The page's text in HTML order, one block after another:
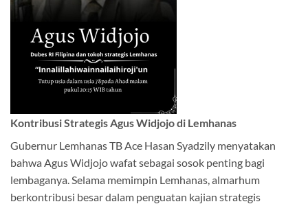
Kontribusi Strategis Agus Widjojo di Lemhanas
Gubernur Lemhanas TB Ace Hasan Syadzily menyatakan
bahwa Agus Widjojo wafat sebagai sosok penting bagi
lembaganya. Selama memimpin Lemhanas, almarhum
berkontribusi besar dalam penguatan kajian strategis